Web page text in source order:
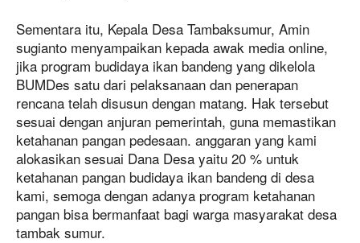
Sementara itu, Kepala Desa Tambaksumur, Amin
sugianto menyampaikan kepada awak media online,
jika program budidaya ikan bandeng yang dikelola
BUMDes satu dari pelaksanaan dan penerapan
rencana telah disusun dengan matang. Hak tersebut
sesuai dengan anjuran pemerintah, guna memastikan
ketahanan pangan pedesaan. anggaran yang kami
alokasikan sesuai Dana Desa yaitu 20 % untuk
ketahanan pangan budidaya ikan bandeng di desa
kami, semoga dengan adanya program ketahanan
pangan bisa bermanfaat bagi warga masyarakat desa
tambak sumur.